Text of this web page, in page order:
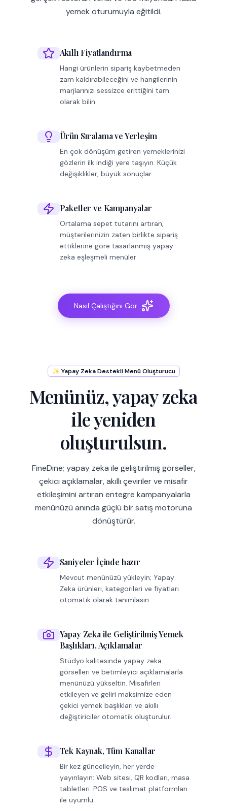
yemek oturumuyla eğitildi.
Akıllı Fiyatlandırma
Hangi ürünlerin sipariş kaybetmeden
zam kaldırabileceğini ve hangilerinin
marjlarınızı sessizce erittiğini tam
olarak bilin
Ürün Sıralama ve Yerleşim
En çok dönüşüm getiren yemeklerinizi
gözlerin ilk indiği yere taşıyın. Küçük
değişiklikler, büyük sonuçlar.
Paketler ve Kampanyalar
Ortalama sepet tutarını artıran,
müşterilerinizin zaten birlikte sipariş
ettiklerine göre tasarlanmış yapay
zeka eşleşmeli menüler
Nasıl Çalıştığını Gör
✨ Yapay Zeka Destekli Menü Oluşturucu
Menünüz, yapay zeka
ile yeniden
oluşturulsun.
FineDine; yapay zeka ile geliştirilmiş görseller,
çekici açıklamalar, akıllı çeviriler ve misafir
etkileşimini artıran entegre kampanyalarla
menünüzü anında güçlü bir satış motoruna
dönüştürür.
Saniyeler İçinde hazır
Mevcut menünüzü yükleyin; Yapay
Zeka ürünleri, kategorileri ve fiyatları
otomatik olarak tanımlasın.
Yapay Zeka ile Geliştirilmiş Yemek
Başlıkları, Açıklamalar
Stüdyo kalitesinde yapay zeka
görselleri ve betimleyici açıklamalarla
menünüzü yükseltin. Misafirleri
etkileyen ve geliri maksimize eden
çekici yemek başlıkları ve akıllı
değiştiriciler otomatik oluşturulur.
Tek Kaynak, Tüm Kanallar
Bir kez güncelleyin, her yerde
yayınlayın: Web sitesi, QR kodları, masa
tabletleri. POS ve teslimat platformları
ile uyumlu.